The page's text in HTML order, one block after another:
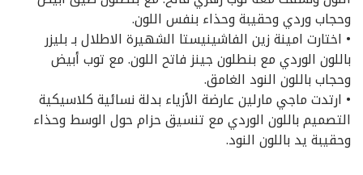
وحجاب وردي وحقيبة وحذاء بنفس اللون.
• اختارت امينة زين الفاشينيستا الشهيرة الاطلال بـ بليزر
باللون الوردي مع بنطلون جينز فاتح اللون. مع توب أبيض
وحجاب باللون النود الغامق.
• ارتدت ماجي مارلين عارضة الأزياء بدلة نسائية كلاسيكية
التصميم باللون الوردي مع تنسيق حزام حول الوسط وحذاء
وحقيبة يد باللون النود.